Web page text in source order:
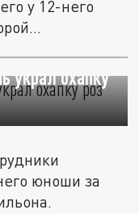
у 12-него
украл охапку
юноши за